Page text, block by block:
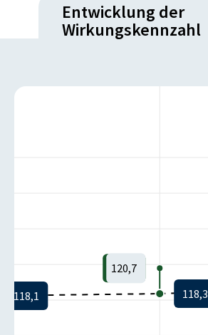
Entwicklung der
Wirkungskennzahl
118,1
120,7
118,3